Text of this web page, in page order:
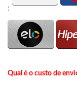
:
Qual é o custo de